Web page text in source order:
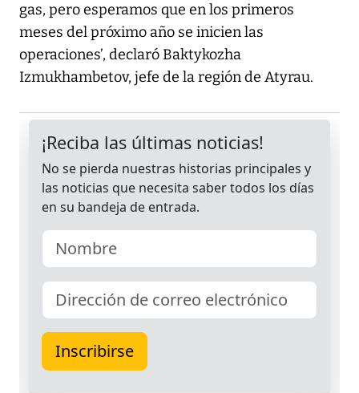
gas, pero esperamos que en los primeros
meses del próximo año se inicien las
operaciones’, declaró Baktykozha
Izmukhambetov, jefe de la región de Atyrau.